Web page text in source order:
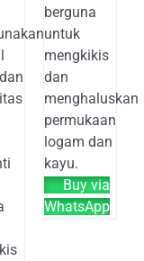
berguna
untuk
mengkikis
dan
menghaluskan
permukaan
logam dan
kayu.
Buy via
WhatsApp